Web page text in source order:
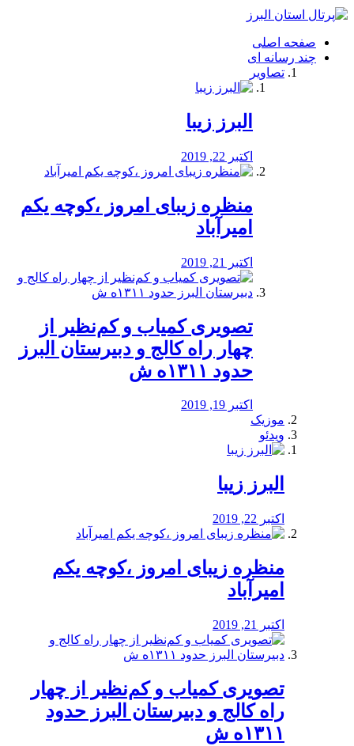
فصد
شرق
تهران
خشکشویی
صفحه اصلی
چند رسانه ای
تصاویر
البرز زیبا
اکتبر 22, 2019
منظره‌‌ زیبای امروز ،کوچه یکم
امیرآباد
اکتبر 21, 2019
️تصویری کمیاب و کم‌نظیر از
چهار راه كالج و دبيرستان البرز
حدود ۱۳۱۱ه ش
اکتبر 19, 2019
موزیک
ویدئو
البرز زیبا
اکتبر 22, 2019
منظره‌‌ زیبای امروز ،کوچه یکم
امیرآباد
اکتبر 21, 2019
️تصویری کمیاب و کم‌نظیر از چهار
راه كالج و دبيرستان البرز حدود
۱۳۱۱ه ش